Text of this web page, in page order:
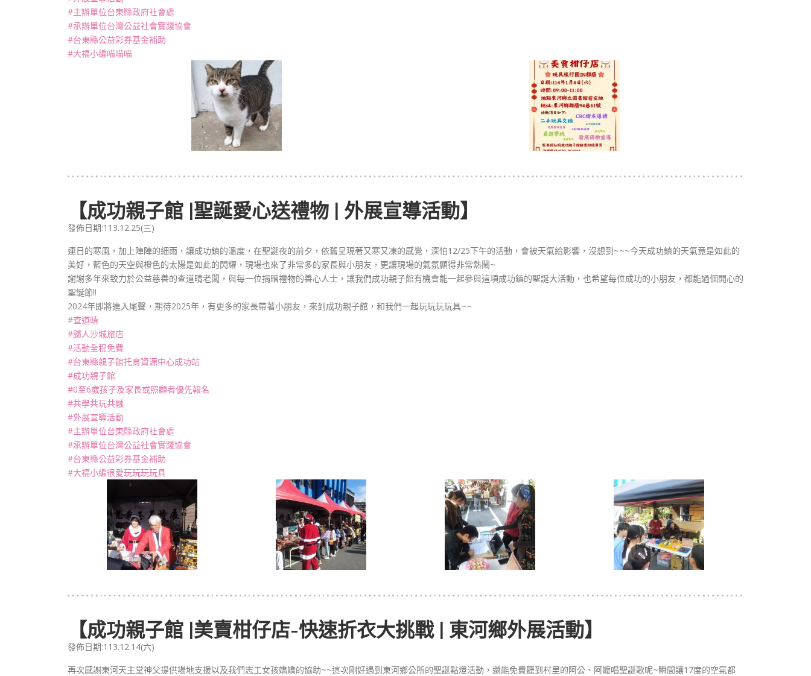
#主辦單位台東縣政府社會處
#承辦單位台灣公益社會實踐協會
#台東縣公益彩券基金補助
#大福小編喵喵喵
【成功親子館 |聖誕愛心送禮物 | 外展宣導活動】
發佈日期:113.12.25(三)
連日的寒風，加上陣陣的細雨，讓成功鎮的溫度，在聖誕夜的前夕，依舊呈現著又寒又凍的感覺，深怕12/25下午的活動，會被天氣給影響，沒想到~~~今天成功鎮的天氣竟是如此的
美好，藍色的天空與橙色的太陽是如此的閃耀，現場也來了非常多的家長與小朋友，更讓現場的氣氛顯得非常熱鬧~
謝謝多年來致力於公益慈善的查道晴老闆，與每一位捐贈禮物的善心人士，讓我們成功親子館有機會能一起參與這項成功鎮的聖誕大活動，也希望每位成功的小朋友，都能過個開心的
聖誕節!!
2024年即將進入尾聲，期待2025年，有更多的家長帶著小朋友，來到成功親子館，和我們一起玩玩玩玩具~~
#查道晴
#歸人沙城旅店
#活動全程免費
#台東縣親子館托育資源中心成功站
#成功親子館
#0至6歲孩子及家長或照顧者優先報名
#共學共玩共融
#外展宣導活動
#主辦單位台東縣政府社會處
#承辦單位台灣公益社會實踐協會
#台東縣公益彩券基金補助
#大福小編很愛玩玩玩玩具
【成功親子館 |美賣柑仔店-快速折衣大挑戰 | 東河鄉外展活動】
發佈日期:113.12.14(六)
再次感謝東河天主堂神父提供場地支援以及我們志工女孩嬌嬌的協助~~這次剛好遇到東河鄉公所的聖誕點燈活動，還能免費聽到村里的阿公、阿嬤唱聖誕歌呢~瞬間讓17度的空氣都